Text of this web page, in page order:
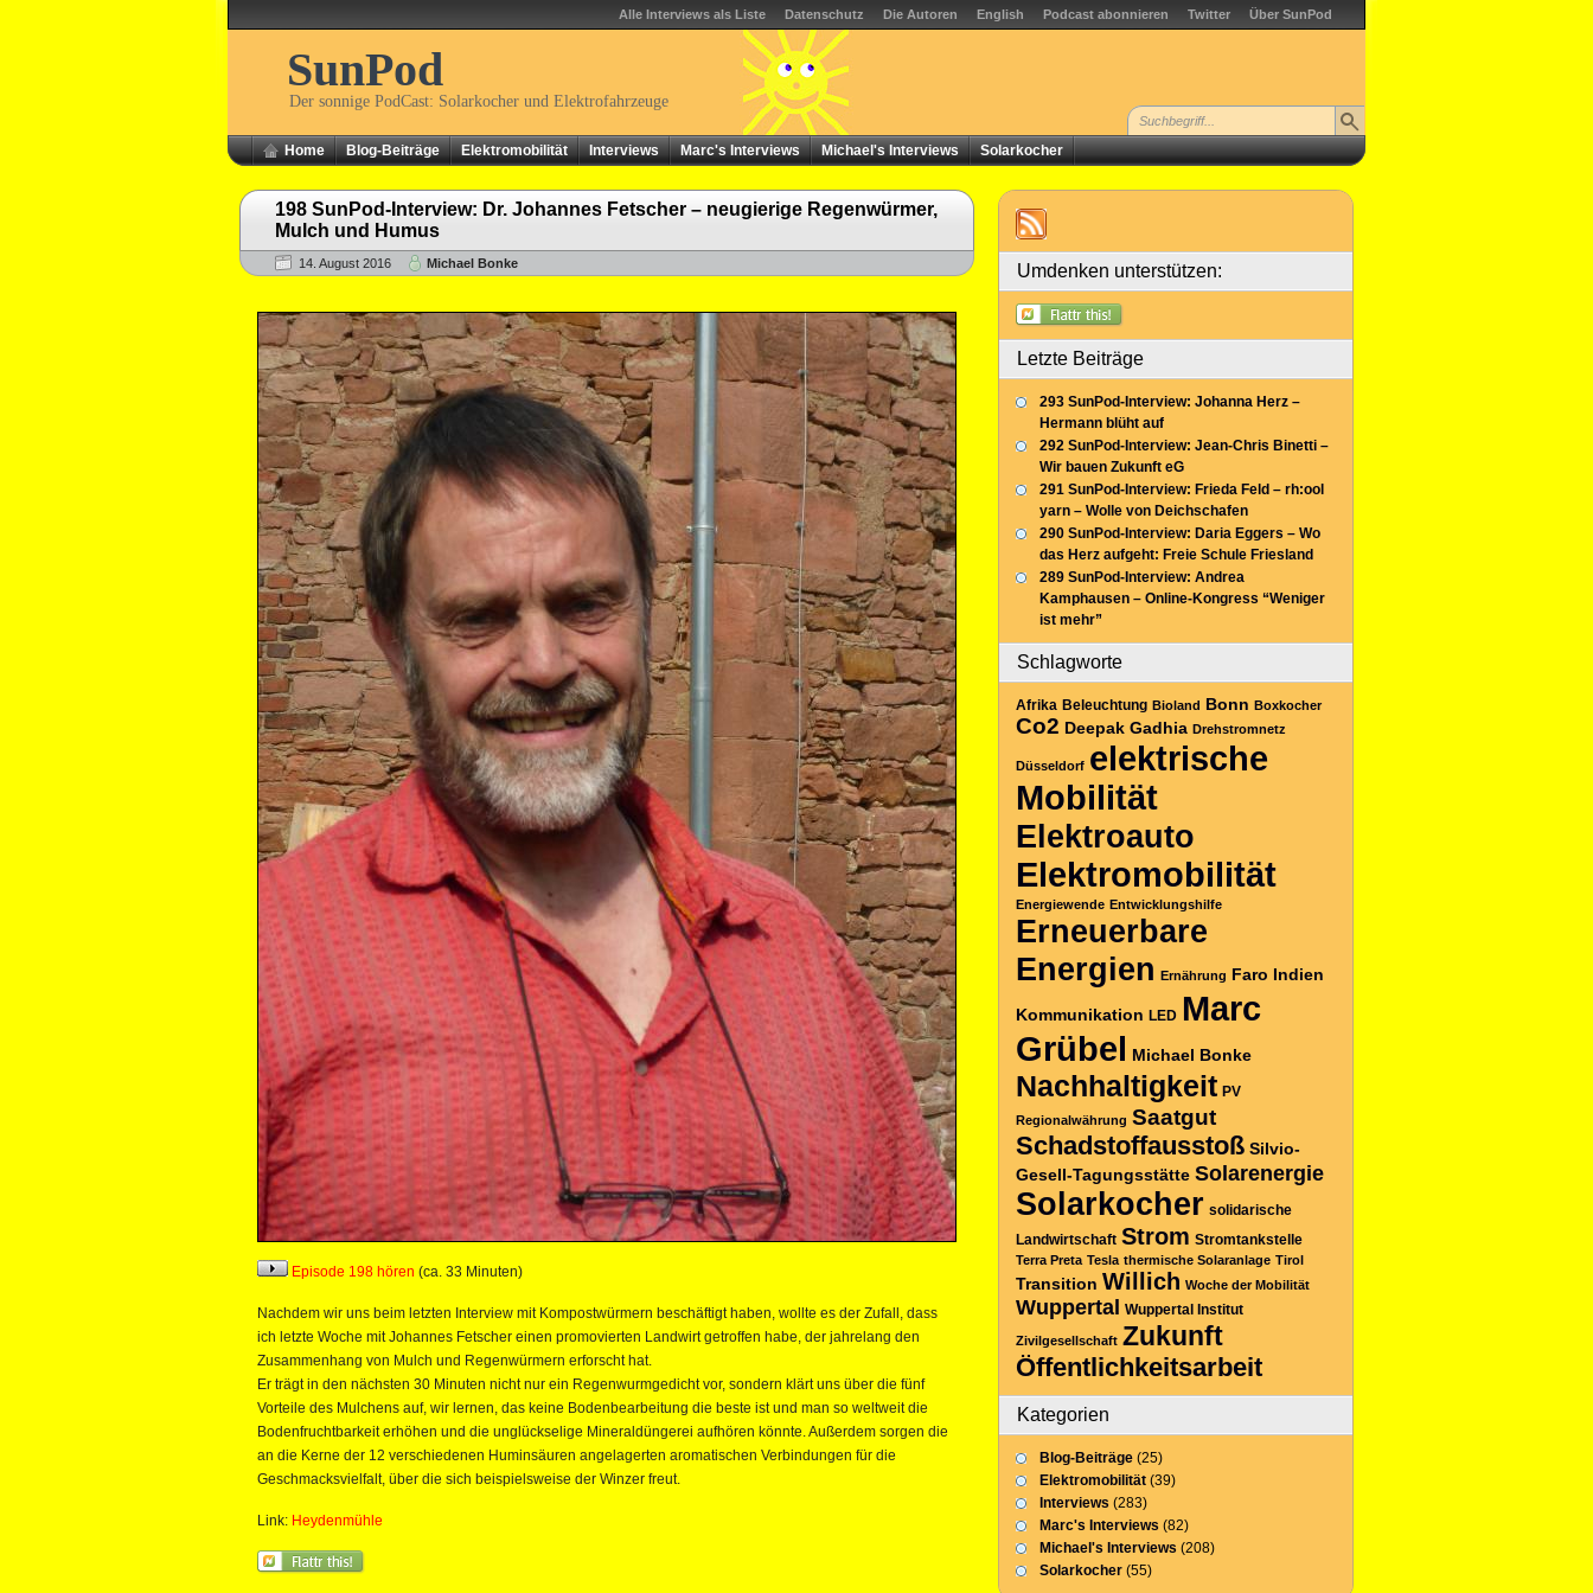
Alle Interviews als Liste Datenschutz Die Autoren English Podcast abonnieren Twitter Über SunPod
SunPod
Der sonnige PodCast: Solarkocher und Elektrofahrzeuge
Home Blog-Beiträge Elektromobilität Interviews Marc's Interviews Michael's Interviews Solarkocher
198 SunPod-Interview: Dr. Johannes Fetscher – neugierige Regenwürmer,
Mulch und Humus
14. August 2016 Michael Bonke
Episode 198 hören (ca. 33 Minuten)
Nachdem wir uns beim letzten Interview mit Kompostwürmern beschäftigt haben, wollte es der Zufall, dass
ich letzte Woche mit Johannes Fetscher einen promovierten Landwirt getroffen habe, der jahrelang den
Zusammenhang von Mulch und Regenwürmern erforscht hat.
Er trägt in den nächsten 30 Minuten nicht nur ein Regenwurmgedicht vor, sondern klärt uns über die fünf
Vorteile des Mulchens auf, wir lernen, das keine Bodenbearbeitung die beste ist und man so weltweit die
Bodenfruchtbarkeit erhöhen und die unglückselige Mineraldüngerei aufhören könnte. Außerdem sorgen die
an die Kerne der 12 verschiedenen Huminsäuren angelagerten aromatischen Verbindungen für die
Geschmacksvielfalt, über die sich beispielsweise der Winzer freut.
Link: Heydenmühle
Umdenken unterstützen:
Letzte Beiträge
293 SunPod-Interview: Johanna Herz –
Hermann blüht auf
292 SunPod-Interview: Jean-Chris Binetti –
Wir bauen Zukunft eG
291 SunPod-Interview: Frieda Feld – rh:ool
yarn – Wolle von Deichschafen
290 SunPod-Interview: Daria Eggers – Wo
das Herz aufgeht: Freie Schule Friesland
289 SunPod-Interview: Andrea
Kamphausen – Online-Kongress “Weniger
ist mehr”
Schlagworte
Afrika Beleuchtung Bioland Bonn Boxkocher
Co2 Deepak Gadhia Drehstromnetz
Düsseldorf elektrische
Mobilität
Elektroauto
Elektromobilität
Energiewende Entwicklungshilfe
Erneuerbare
Energien Ernährung Faro Indien
Kommunikation LED Marc
Grübel Michael Bonke
Nachhaltigkeit PV
Regionalwährung Saatgut
Schadstoffausstoß Silvio-
Gesell-Tagungsstätte Solarenergie
Solarkocher solidarische
Landwirtschaft Strom Stromtankstelle
Terra Preta Tesla thermische Solaranlage Tirol
Transition Willich Woche der Mobilität
Wuppertal Wuppertal Institut
Zivilgesellschaft Zukunft
Öffentlichkeitsarbeit
Kategorien
Blog-Beiträge (25)
Elektromobilität (39)
Interviews (283)
Marc's Interviews (82)
Michael's Interviews (208)
Solarkocher (55)